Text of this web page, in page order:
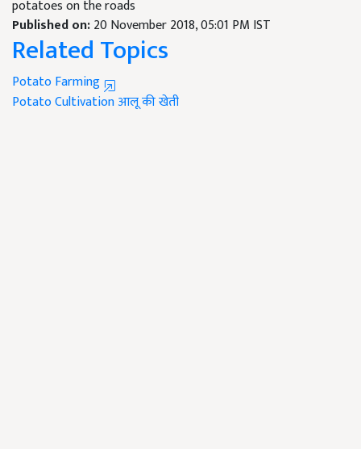
potatoes on the roads
Published on:20 November 2018, 05:01 PM IST
Related Topics
Potato Farming
Potato Cultivationआलू की खेती